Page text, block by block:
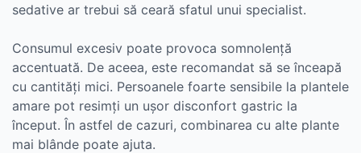
sedative ar trebui să ceară sfatul unui specialist.
Consumul excesiv poate provoca somnolență
accentuată. De aceea, este recomandat să se înceapă
cu cantități mici. Persoanele foarte sensibile la plantele
amare pot resimți un ușor disconfort gastric la
început. În astfel de cazuri, combinarea cu alte plante
mai blânde poate ajuta.